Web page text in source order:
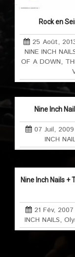
Rock en
25 Août,
NINE INCH
OF A DOWN,
Nine Inch
07 Juil, 2009
INCH
Nine Inch Nails +
21 Fév, 2007
INCH NAILS,